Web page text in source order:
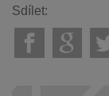
Sdílet: